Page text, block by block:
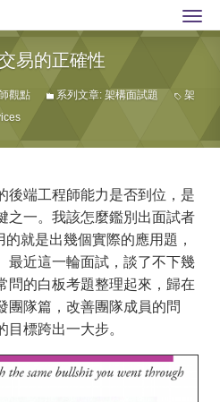
易的正確性
觀點 系列文章: 架構面試題
架
後端工程師能力是否到位，是
之一。我該怎麼鑑別出面試者
就是出幾個實際的應用題，
最近這一輪面試，談了不下幾
問的白板考題整理起來，歸在
團隊篇，改善團隊成員的問
標跨出一大步。